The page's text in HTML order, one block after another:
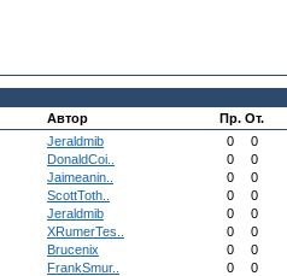
Автор Пр. От.
Jeraldmib 0 0
DonaldCoi.. 0 0
Jaimeanin.. 0 0
ScottToth.. 0 0
Jeraldmib 0 0
XRumerTes.. 0 0
Brucenix 0 0
FrankSmur.. 0 0